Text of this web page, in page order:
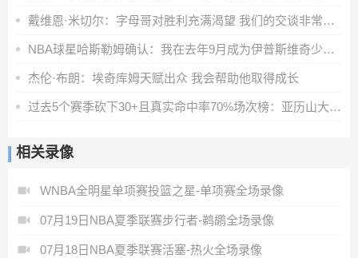
戴维恩·米切尔：字母哥对胜利充满渴望 我们的交谈非常融洽
NBA球星哈斯勒姆确认：我在去年9月成为伊普斯维奇少数股东
杰伦·布朗：埃奇库姆天赋出众 我会帮助他取得成长
过去5个赛季砍下30+且真实命中率70%场次榜：亚历山大第一
相关录像
WNBA全明星单项赛投篮之星-单项赛全场录像
07月19日NBA夏季联赛步行者-鹈鹕全场录像
07月18日NBA夏季联赛活塞-热火全场录像